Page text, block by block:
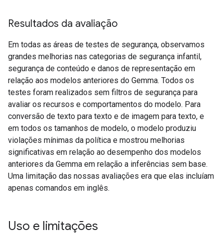
Resultados da avaliação
Em todas as áreas de testes de segurança, observamos
grandes melhorias nas categorias de segurança infantil,
segurança de conteúdo e danos de representação em
relação aos modelos anteriores do Gemma. Todos os
testes foram realizados sem filtros de segurança para
avaliar os recursos e comportamentos do modelo. Para
conversão de texto para texto e de imagem para texto, e
em todos os tamanhos de modelo, o modelo produziu
violações mínimas da política e mostrou melhorias
significativas em relação ao desempenho dos modelos
anteriores da Gemma em relação a inferências sem base.
Uma limitação das nossas avaliações era que elas incluíam
apenas comandos em inglês.
Uso e limitações